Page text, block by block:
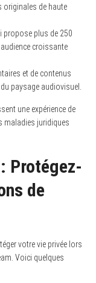
originales de haute
propose plus de 250
croissante
et de contenus
paysage audiovisuel.
une expérience de
maladies juridiques
Protégez-
de
votre vie privée lors
Voici quelques